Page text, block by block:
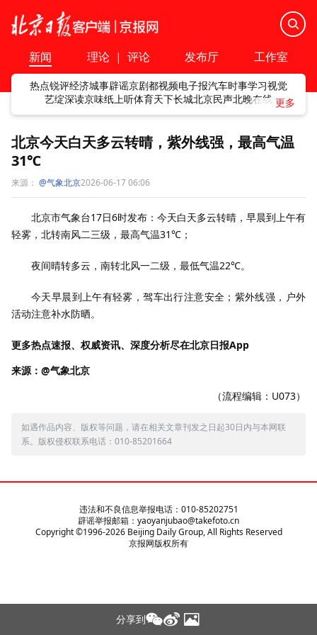
新闻 理论 | 评论 发布厅 工作室
热点锐评经济城事辟谣京剧都视频电子报汽车时事学习视觉
艺绽深读京味纸上听体育天下长城北京民声北晚在线
北京今天白天多云转晴，紫外线强，最高气温
31℃
来源： @气象北京2026-06-17 06:06
北京市气象台17日6时发布：今天白天多云转晴，早晨到上午有
轻雾，北转南风二三级，最高气温31℃；
夜间晴转多云，南转北风一二级，最低气温22℃。
今天早晨到上午有轻雾，驾车出行注意安全；紫外线强，户外
活动注意补水防晒。
更多热点速报、权威资讯、深度分析尽在北京日报App
来源：@气象北京
（流程编辑：U073）
如遇作品内容、版权等问题，请在相关文章刊发之日起30日内与本网联
系。版权侵权联系电话：010-85201664
分享到
违法和不良信息举报电话：010-85202751
辟谣举报邮箱：yaoyanjubao@takefoto.cn
Copyright ©1996-2026Beijing Daily Group, All Rights Reserved
京报网版权所有